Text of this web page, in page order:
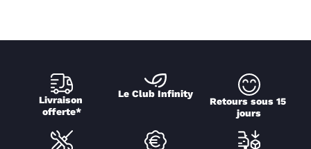
Livraison
offerte*
Le Club Infinity
Retours sous 15
jours